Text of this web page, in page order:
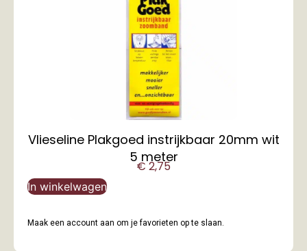
Vlieseline Plakgoed instrijkbaar 20mm wit
5 meter
€2,75
In winkelwagen
Maak een account aan om je favorieten op te slaan.